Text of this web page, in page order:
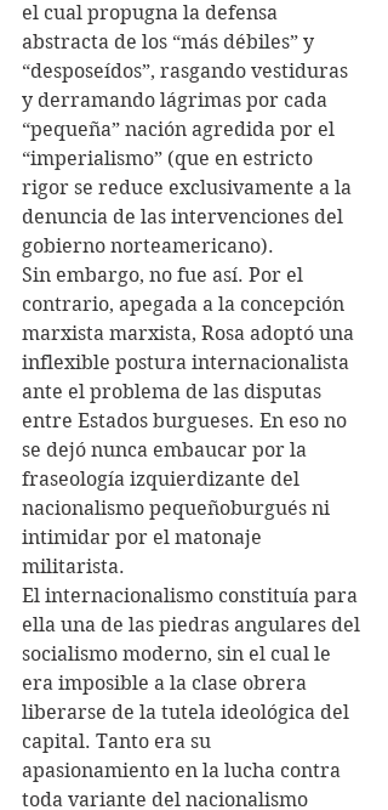
el cual propugna la defensa
abstracta de los “más débiles” y
“desposeídos”, rasgando vestiduras
y derramando lágrimas por cada
“pequeña” nación agredida por el
“imperialismo” (que en estricto
rigor se reduce exclusivamente a la
denuncia de las intervenciones del
gobierno norteamericano).
Sin embargo, no fue así. Por el
contrario, apegada a la concepción
marxista marxista, Rosa adoptó una
inflexible postura internacionalista
ante el problema de las disputas
entre Estados burgueses. En eso no
se dejó nunca embaucar por la
fraseología izquierdizante del
nacionalismo pequeñoburgués ni
intimidar por el matonaje
militarista.
El internacionalismo constituía para
ella una de las piedras angulares del
socialismo moderno, sin el cual le
era imposible a la clase obrera
liberarse de la tutela ideológica del
capital. Tanto era su
apasionamiento en la lucha contra
toda variante del nacionalismo